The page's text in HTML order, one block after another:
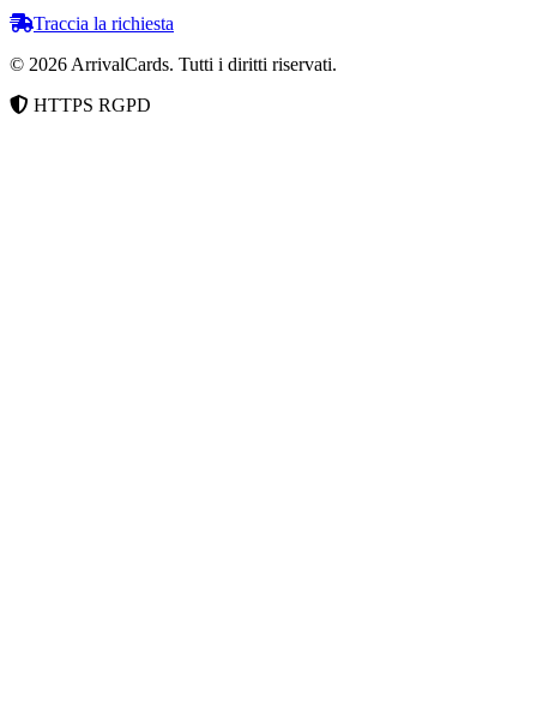
Traccia la richiesta
© 2026 ArrivalCards. Tutti i diritti riservati.
HTTPS RGPD